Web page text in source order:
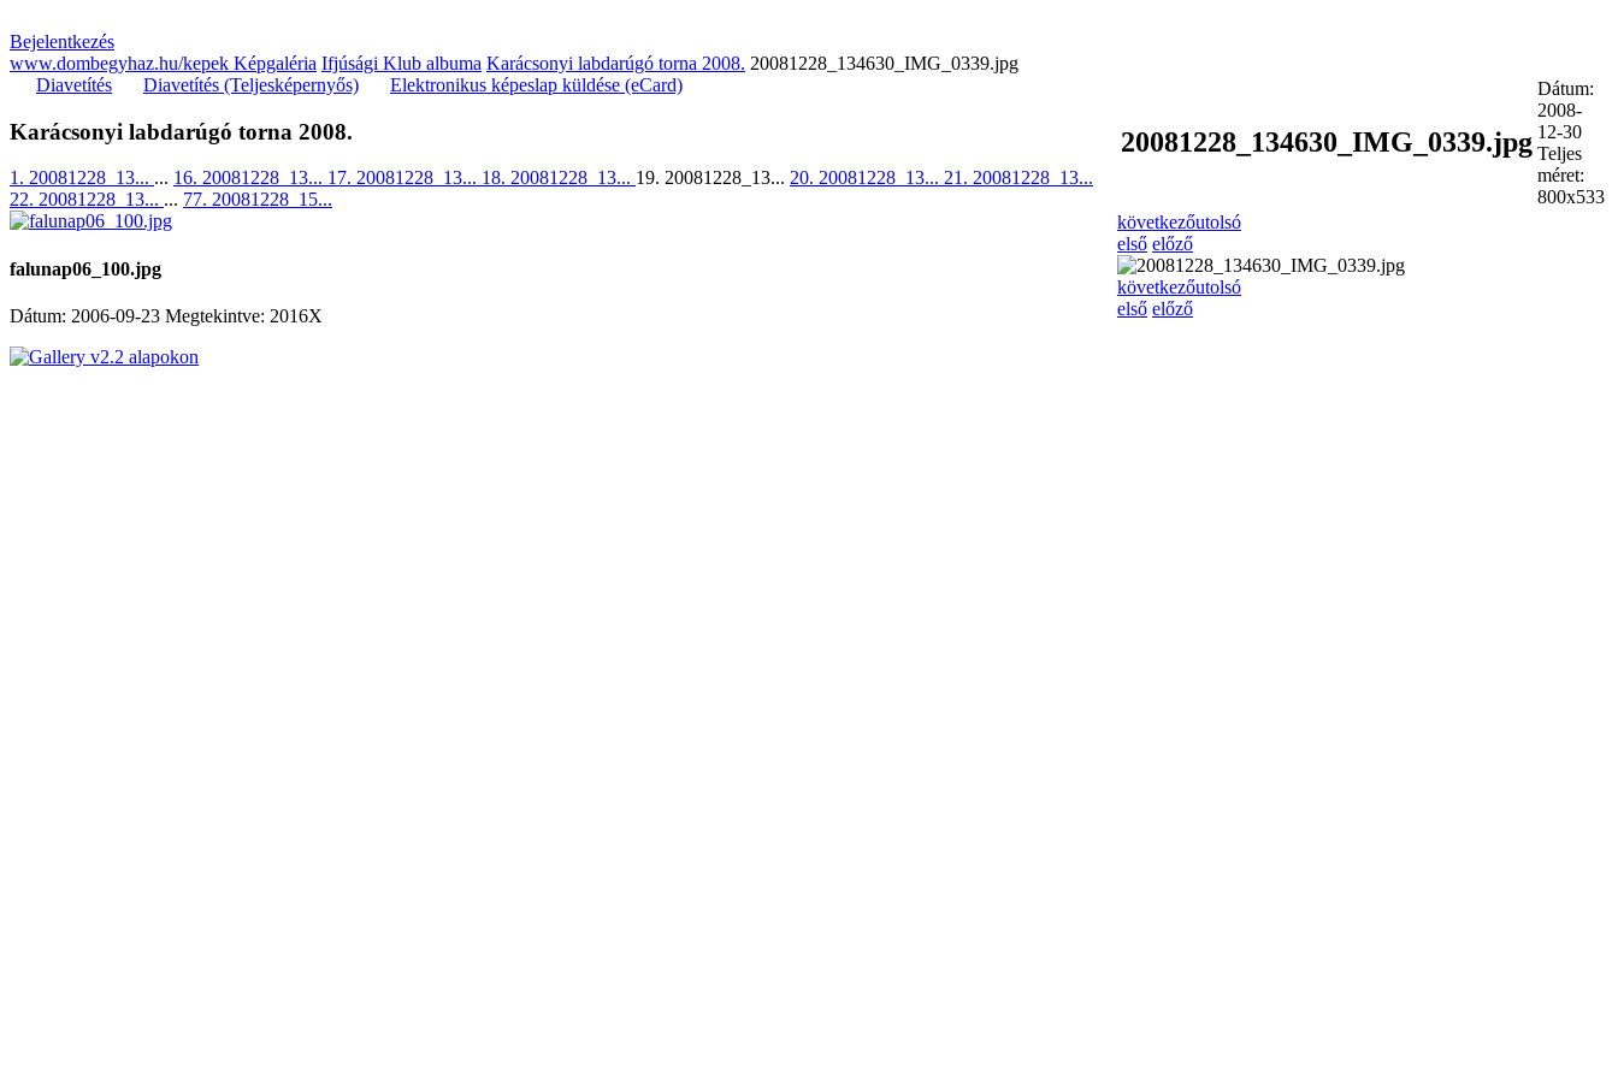
Bejelentkezés
www.dombegyhaz.hu/kepek Képgaléria Ifjúsági Klub albuma Karácsonyi labdarúgó torna 2008. 20081228_134630_IMG_0339.jpg
Diavetítés
Diavetítés (Teljesképernyős) Elektronikus képeslap küldése (eCard)
Karácsonyi labdarúgó torna 2008.
1. 20081228_13... ... 16. 20081228_13... 17. 20081228_13... 18. 20081228_13... 19. 20081228_13... 20. 20081228_13... 21. 20081228_13...
22. 20081228_13... ... 77. 20081228_15...
falunap06_100.jpg
Dátum: 2006-09-23 Megtekintve: 2016X
20081228_134630_IMG_0339.jpg
Dátum:
2008-
12-30
Teljes
méret:
800x533
következőutolsó
első előző
következőutolsó
első előző